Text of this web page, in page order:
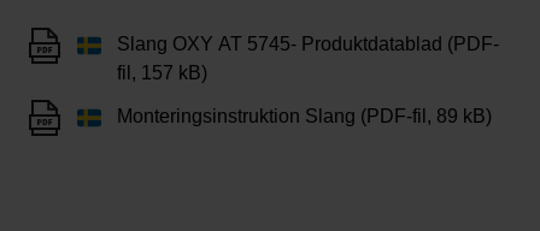
Slang OXY AT 5745- Produktdatablad (PDF-
fil, 157 kB)
Monteringsinstruktion Slang (PDF-fil, 89 kB)